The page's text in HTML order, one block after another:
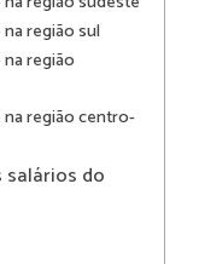
região sul
região
região centro-
salários do